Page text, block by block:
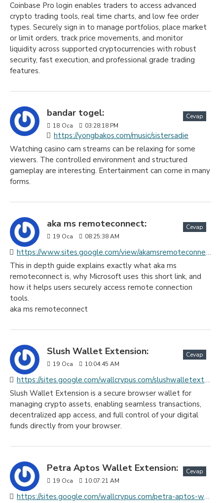
Coinbase Pro login enables traders to access advanced
crypto trading tools, real time charts, and low fee order
types. Securely sign in to manage portfolios, place market
or limit orders, track price movements, and monitor
liquidity across supported cryptocurrencies with robust
security, fast execution, and professional grade trading
features.
bandar togel:
18 Oca 03:28:18 PM
https://yongbakos.com/music/sistersadie
Cevap
Watching casino cam streams can be relaxing for some
viewers. The controlled environment and structured
gameplay are interesting. Entertainment can come in many
forms.
aka ms remoteconnect:
19 Oca 08:25:38 AM
https://www.sites.google.com/view/akamsremoteconnectt
Cevap
This in depth guide explains exactly what aka ms
remoteconnect is, why Microsoft uses this short link, and
how it helps users securely access remote connection
tools.
aka ms remoteconnect
Slush Wallet Extension:
19 Oca 10:04:45 AM
https://sites.google.com/wallcrypus.com/slushwalletextension/home
Cevap
Slush Wallet Extension is a secure browser wallet for
managing crypto assets, enabling seamless transactions,
decentralized app access, and full control of your digital
funds directly from your browser.
Petra Aptos Wallet Extension:
19 Oca 10:07:21 AM
https://sites.google.com/wallcrypus.com/petra-aptos-wallet-extension/home
Cevap